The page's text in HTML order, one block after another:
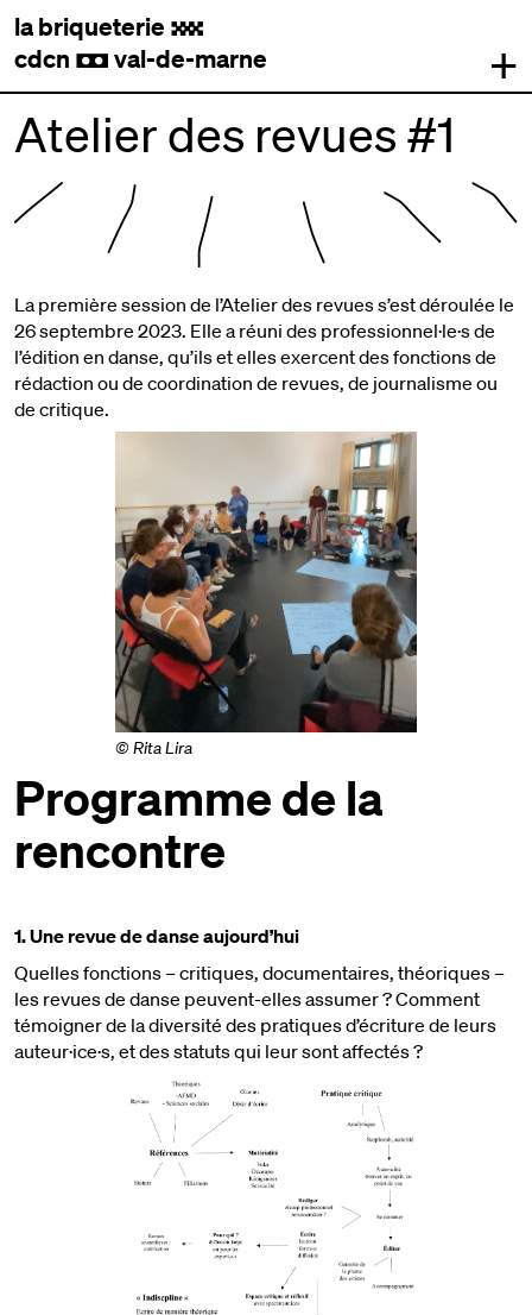
la briqueterie .
cdcn , val-de-marne
+
Atelier des revues #1
La première session de l’Atelier des revues s’est déroulée le
26 septembre 2023. Elle a réuni des professionnel·le·s de
l’édition en danse, qu’ils et elles exercent des fonctions de
rédaction ou de coordination de revues, de journalisme ou
de critique.
© Rita Lira
Programme de la
rencontre
1. Une revue de danse aujourd’hui
Quelles fonctions – critiques, documentaires, théoriques –
les revues de danse peuvent-elles assumer ? Comment
témoigner de la diversité des pratiques d’écriture de leurs
auteur·ice·s, et des statuts qui leur sont affectés ?